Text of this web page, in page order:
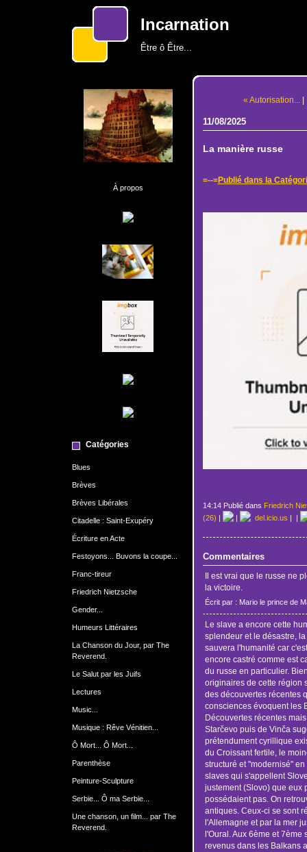
Incarnation
Être ô Être...
À propos
Catégories
Blues
Brèves
Brèves Libérales
Citadelle : Saint-Exupéry
Écriture en Acte
Festoyons... Buvons la coupe...
Franc-tireur
Friedrich Nietzsche
Gender...
Humeurs Littéraires
La Chanson du Jour, par The
Reverend.
Le Salut par les Juifs
Lectures
Music...
Musique : Rêve Vénitien...
Ô Mort... Ô Mort...
Parenthèse
Peinture-Sculpture
Serbie... Ô ma Serbie...
Une chanson, un film... par The
Reverend.
« Autorisation... |
11/08/2025
La manière russe
=--=Publié dans la
14:14 Publié dans Friedrich
(26) | | del.icio.us | |
Commentaires
Il est vrai que le russe ne
la victoire.
Écrit par : Mario le prince de
Le slave a encore cette
splendeur et le désastre,
sauvera l'humanité car
encore castré comme est
du russe en particulier.
originaires de cette région
des découvertes récentes
consciences évoquent les
Découvertes récentes
Starčevo puis de Vinča
prétendument cyrillique
du Croissant fertile, le
structuré et "modernisé"
slaves qui s'appellent
justement (Slovo) que eux
possédaient pas. On
antiques. Ceux-ci se sont
l'Allemagne et par la mer
l'Oural. Aux 6ème et 7ème
revenus dans les Balkans